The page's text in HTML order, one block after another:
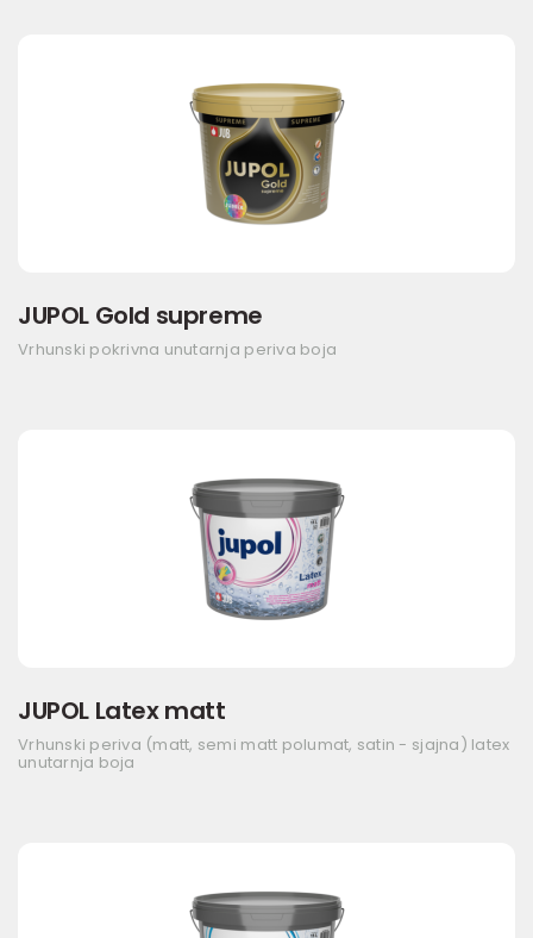
JUPOL Gold supreme
Vrhunski pokrivna unutarnja periva boja
JUPOL Latex matt
Vrhunski periva (matt, semi matt polumat, satin - sjajna) latex
unutarnja boja